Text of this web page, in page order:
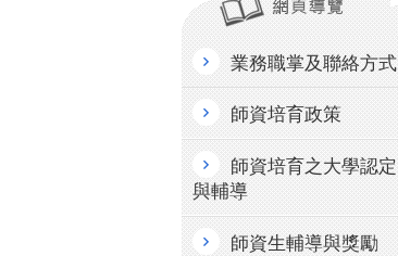
業務職掌及聯絡方式
師資培育政策
師資培育之大學認定
與輔導
師資生輔導與獎勵